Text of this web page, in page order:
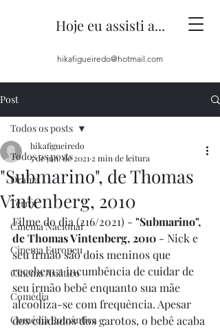
Hoje eu assisti a...
hikafigueiredo@hotmail.com
Post
Todos os posts
Drama
Terror
Cinema Nacional
Cinema Europeu
Cinema Asiático
Comédia
Comédia Romântica
Todos os posts
"Submarino", de Thomas
Vintenberg, 2010
hikafigueiredo
5 de jun. de 2021 2 min de leitura
Filme do dia (216/2021) - "Submarino",
de Thomas Vintenberg, 2010 - Nick e
seu irmão são dois meninos que
recebem a incumbência de cuidar de
seu irmão bebê enquanto sua mãe
alcooliza-se com frequência. Apesar
dos cuidados dos garotos, o bebê acaba